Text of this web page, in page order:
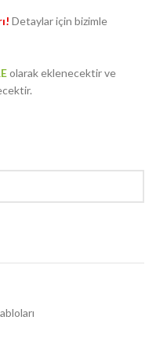
Detaylar için bizimle
olarak eklenecektir ve